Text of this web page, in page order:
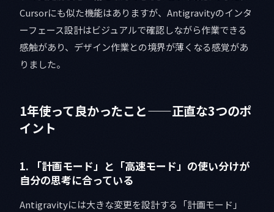
Cursorにも似た機能はありますが、Antigravityのインタ
ーフェース設計はビジュアルで確認しながら作業できる
感触があり、デザイン作業との境界が薄くなる感覚があ
りました。
1年使って良かったこと——正直な3つのポ
イント
1. 「計画モード」と「高速モード」の使い分けが
自分の思考に合っている
Antigravityには大きな変更を設計する「計画モード」